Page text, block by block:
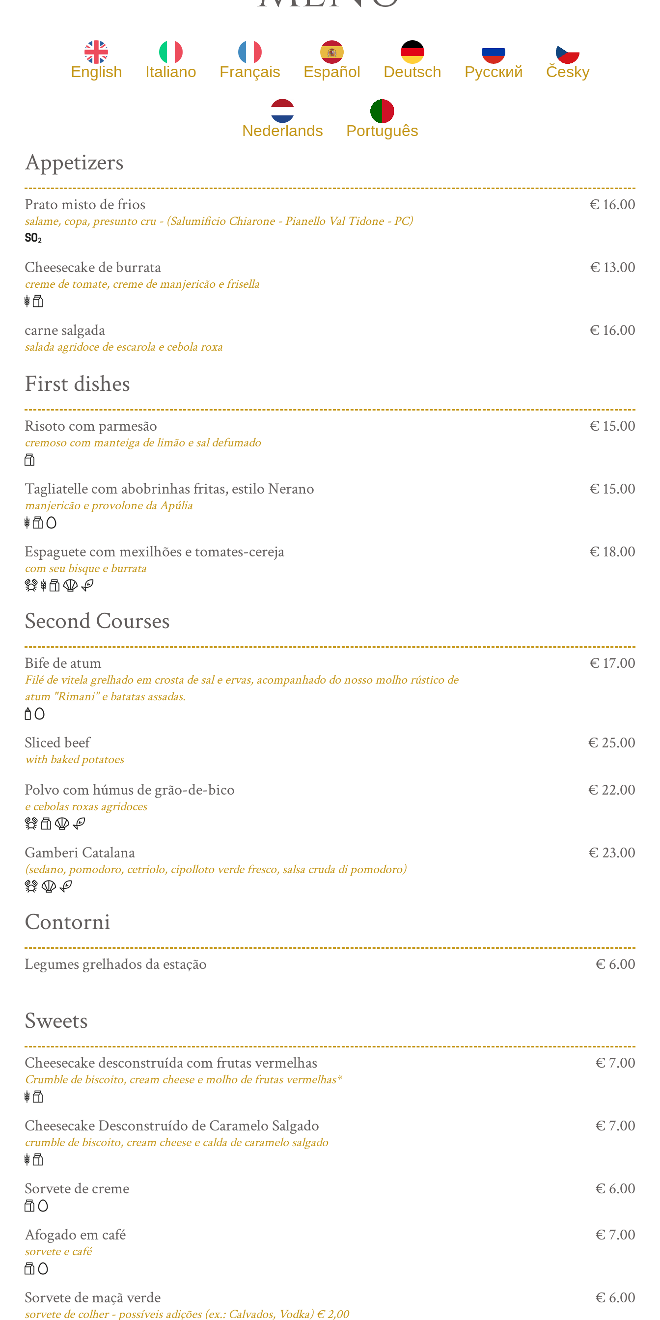
English Italiano Français Español Deutsch Русский Česky
Nederlands Português
Appetizers
Prato misto de frios
salame, copa, presunto cru - (Salumificio Chiarone - Pianello Val Tidone - PC)
€ 16.00
Cheesecake de burrata
creme de tomate, creme de manjericão e frisella
€ 13.00
carne salgada
salada agridoce de escarola e cebola roxa
€ 16.00
First dishes
Risoto com parmesão
cremoso com manteiga de limão e sal defumado
€ 15.00
Tagliatelle com abobrinhas fritas, estilo Nerano
manjericão e provolone da Apúlia
€ 15.00
Espaguete com mexilhões e tomates-cereja
com seu bisque e burrata
€ 18.00
Second Courses
Bife de atum
Filé de vitela grelhado em crosta de sal e ervas, acompanhado do nosso molho rústico de
atum "Rimani" e batatas assadas.
€ 17.00
Sliced beef
with baked potatoes
€ 25.00
Polvo com húmus de grão-de-bico
e cebolas roxas agridoces
€ 22.00
Gamberi Catalana
(sedano, pomodoro, cetriolo, cipolloto verde fresco, salsa cruda di pomodoro)
€ 23.00
Contorni
Legumes grelhados da estação € 6.00
Sweets
Cheesecake desconstruída com frutas vermelhas
Crumble de biscoito, cream cheese e molho de frutas vermelhas*
€ 7.00
Cheesecake Desconstruído de Caramelo Salgado
crumble de biscoito, cream cheese e calda de caramelo salgado
€ 7.00
Sorvete de creme € 6.00
Afogado em café
sorvete e café
€ 7.00
Sorvete de maçã verde
sorvete de colher - possíveis adições (ex.: Calvados, Vodka) € 2,00
€ 6.00